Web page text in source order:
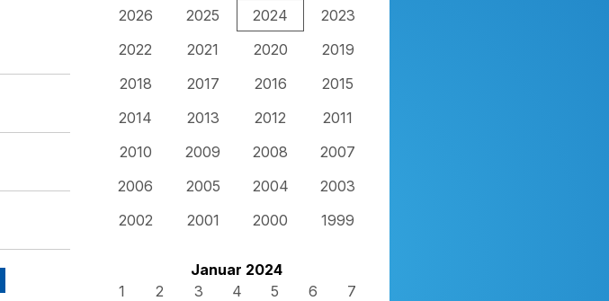
2026 2025 2024
2023
2022
2021 2020
2019
2018
2017 2016
2015
2014
2013 2012
2011
2010
2009 2008
2007
2006
2005 2004
2003
2002
2001 2000 1999
Januar 2024
1
2 3 4 5 6
7